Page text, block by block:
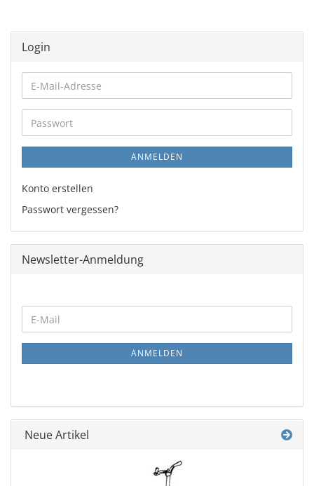
Login
E-
Mail-
Adresse
Passwort
ANMELDEN
Konto erstellen
Passwort vergessen?
Newsletter-Anmeldung
ZUR
NEWSLETTER-
E-
Mail
ANMELDEN
Neue Artikel